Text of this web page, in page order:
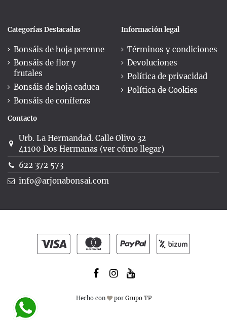
Categorías Destacadas
Bonsáis de hoja perenne
Bonsáis de flor y
frutales
Bonsáis de hoja caduca
Bonsáis de coníferas
Información legal
Términos y condiciones
Devoluciones
Política de privacidad
Política de Cookies
Contacto
Urb. La Hermandad. Calle Olivo 32
41100 Dos Hermanas (ver cómo llegar)
622 372 573
info@arjonabonsai.com
Hecho con por Grupo TP